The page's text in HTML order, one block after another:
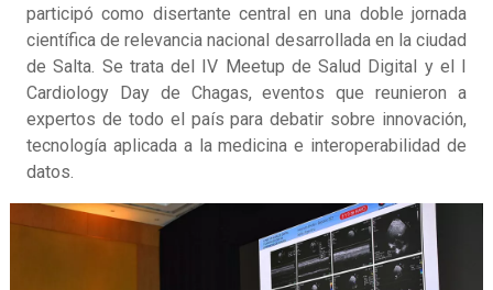
participó como disertante central en una doble jornada
científica de relevancia nacional desarrollada en la ciudad
de Salta. Se trata del IV Meetup de Salud Digital y el I
Cardiology Day de Chagas, eventos que reunieron a
expertos de todo el país para debatir sobre innovación,
tecnología aplicada a la medicina e interoperabilidad de
datos.